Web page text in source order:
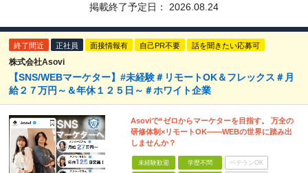
掲載終了予定日： 2026.08.24
終了間近 正社員 面接情報有 自己PR不要 話を聞きたい応募可
株式会社Asovi
【SNS/WEBマーケター】#未経験＃リモートOK＆フレックス＃月
給２７万円～＆年休１２５日～＃ホワイト企業
Asoviで“ゼロからマーケターを目指す。 万全の
研修体制×リモートOK——WEBの世界に踏み出
しませんか？
未経験歓迎 学歴不問 ベテランOK